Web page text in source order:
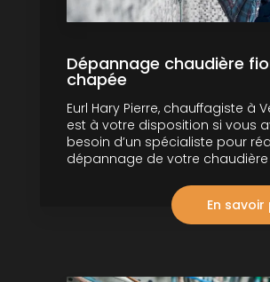
Dépannage chaudière
chapée
Eurl Hary Pierre, chauffagiste à
est à votre disposition si vous
besoin d’un spécialiste pour
dépannage de votre chaudière
En savoir